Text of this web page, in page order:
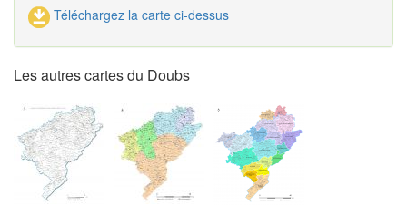
Téléchargez la carte ci-dessus
Les autres cartes du Doubs